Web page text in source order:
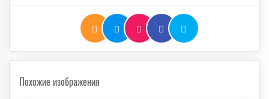
Похожие изображения